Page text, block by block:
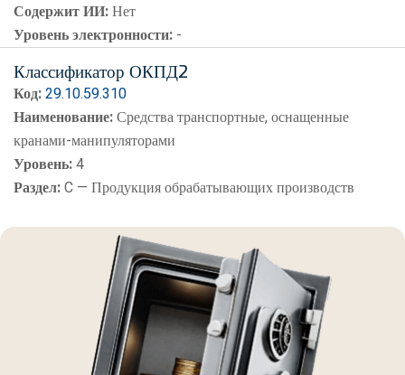
Содержит ИИ:Нет
Уровень электронности: -
Классификатор ОКПД2
Код:29.10.59.310
Наименование:Средства транспортные, оснащенные
кранами-манипуляторами
Уровень:4
Раздел:C — Продукция обрабатывающих производств